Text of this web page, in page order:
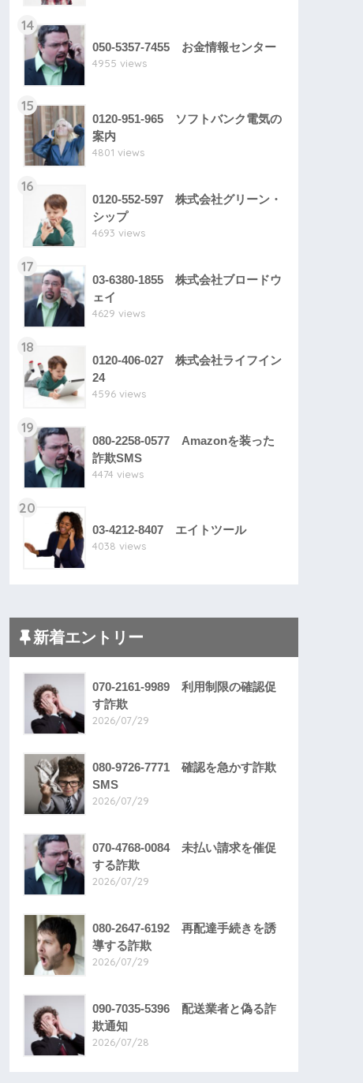
14
050-5357-7455 お金情報センター
4955 views
15
0120-951-965 ソフトバンク電気の
案内
4801 views
16
0120-552-597 株式会社グリーン・
シップ
4693 views
17
03-6380-1855 株式会社ブロードウ
ェイ
4629 views
18
0120-406-027 株式会社ライフイン
24
4596 views
19
080-2258-0577 Amazonを装った
詐欺SMS
4474 views
20
03-4212-8407 エイトツール
4038 views
新着エントリー
070-2161-9989 利用制限の確認促
す詐欺
2026/07/29
080-9726-7771 確認を急かす詐欺
SMS
2026/07/29
070-4768-0084 未払い請求を催促
する詐欺
2026/07/29
080-2647-6192 再配達手続きを誘
導する詐欺
2026/07/29
090-7035-5396 配送業者と偽る詐
欺通知
2026/07/28